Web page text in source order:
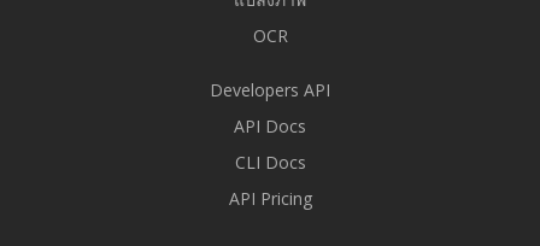
OCR
Developers API
API Docs
CLI Docs
API Pricing